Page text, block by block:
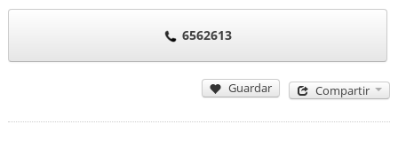
6562613
Guardar Compartir